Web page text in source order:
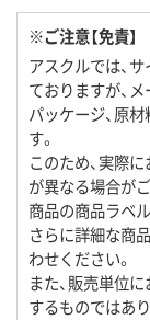
※ご注意【免責】
アスクルでは、
ておりますが、メ
パッケージ、原
す。
このため、実際
が異なる場合が
商品の商品ラベ
さらに詳細な商
わせください。
また、販売単位
するものではあ